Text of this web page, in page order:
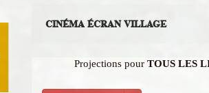
CINÉMA ÉCRAN VILLAGE